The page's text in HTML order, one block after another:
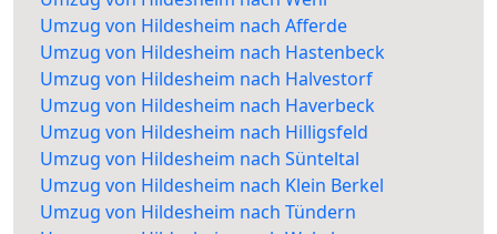
Umzug von Hildesheim nach Afferde
Umzug von Hildesheim nach Hastenbeck
Umzug von Hildesheim nach Halvestorf
Umzug von Hildesheim nach Haverbeck
Umzug von Hildesheim nach Hilligsfeld
Umzug von Hildesheim nach Sünteltal
Umzug von Hildesheim nach Klein Berkel
Umzug von Hildesheim nach Tündern